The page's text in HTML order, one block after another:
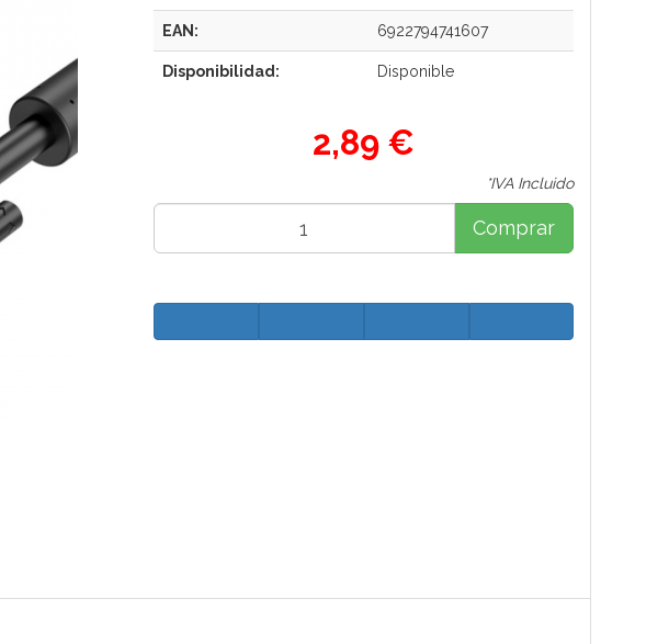
EAN: 6922794741607
Disponibilidad: Disponible
2,89 €
*IVA Incluido
Comprar